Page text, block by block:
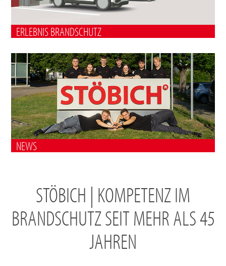
ERLEBNIS BRANDSCHUTZ
NEWS
STÖBICH | KOMPETENZ IM
BRANDSCHUTZ SEIT MEHR ALS 45
JAHREN